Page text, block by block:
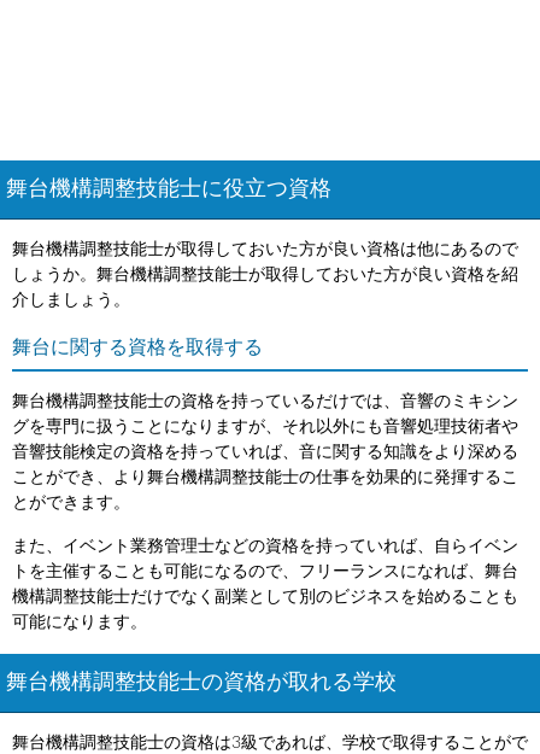
舞台機構調整技能士に役立つ資格
舞台機構調整技能士が取得しておいた方が良い資格は他にあるので
しょうか。舞台機構調整技能士が取得しておいた方が良い資格を紹
介しましょう。
舞台に関する資格を取得する
舞台機構調整技能士の資格を持っているだけでは、音響のミキシン
グを専門に扱うことになりますが、それ以外にも音響処理技術者や
音響技能検定の資格を持っていれば、音に関する知識をより深める
ことができ、より舞台機構調整技能士の仕事を効果的に発揮するこ
とができます。
また、イベント業務管理士などの資格を持っていれば、自らイベン
トを主催することも可能になるので、フリーランスになれば、舞台
機構調整技能士だけでなく副業として別のビジネスを始めることも
可能になります。
舞台機構調整技能士の資格が取れる学校
舞台機構調整技能士の資格は3級であれば、学校で取得することがで